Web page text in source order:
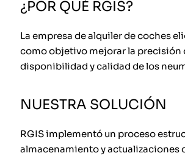
¿POR QUÉ RGIS?
La empresa de alquiler de coches
como objetivo mejorar la precisión
disponibilidad y calidad de los
NUESTRA SOLUCIÓN
RGIS implementó un proceso
almacenamiento y actualizaciones